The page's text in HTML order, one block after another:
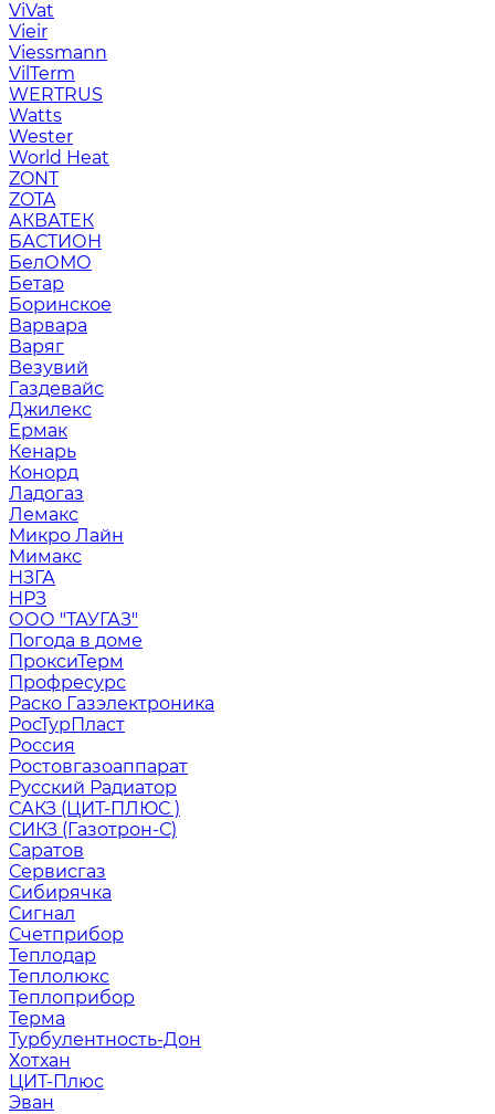
ViVat
Vieir
Viessmann
VilTerm
WERTRUS
Watts
Wester
World Heat
ZONT
ZOTA
АКВАТЕК
БАСТИОН
БелОМО
Бетар
Боринское
Варвара
Варяг
Везувий
Газдевайс
Джилекс
Ермак
Кенарь
Конорд
Ладогаз
Лемакс
Микро Лайн
Мимакс
НЗГА
НРЗ
ООО "ТАУГАЗ"
Погода в доме
ПроксиТерм
Профресурс
Раско Газэлектроника
РосТурПласт
Россия
Ростовгазоаппарат
Русский Радиатор
САКЗ (ЦИТ-ПЛЮС )
СИКЗ (Газотрон-С)
Саратов
Сервисгаз
Сибирячка
Сигнал
Счетприбор
Теплодар
Теплолюкс
Теплоприбор
Терма
Турбулентность-Дон
Хотхан
ЦИТ-Плюс
Эван